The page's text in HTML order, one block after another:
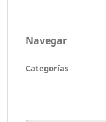
Navegar
Categorías